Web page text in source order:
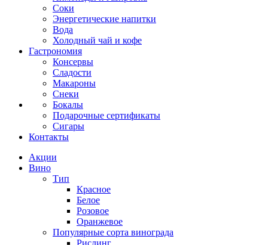
Соки
Энергетические напитки
Вода
Холодный чай и кофе
Гастрономия
Консервы
Сладости
Макароны
Снеки
Бокалы
Подарочные сертификаты
Сигары
Контакты
Акции
Вино
Тип
Красное
Белое
Розовое
Оранжевое
Популярные сорта винограда
Рислинг